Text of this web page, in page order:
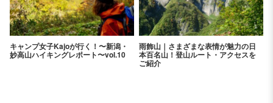
キャンプ女子Kajoが行く！〜新潟・
妙高山ハイキングレポート〜vol.10
雨飾山｜さまざまな表情が魅力の日
本百名山！登山ルート・アクセスを
ご紹介